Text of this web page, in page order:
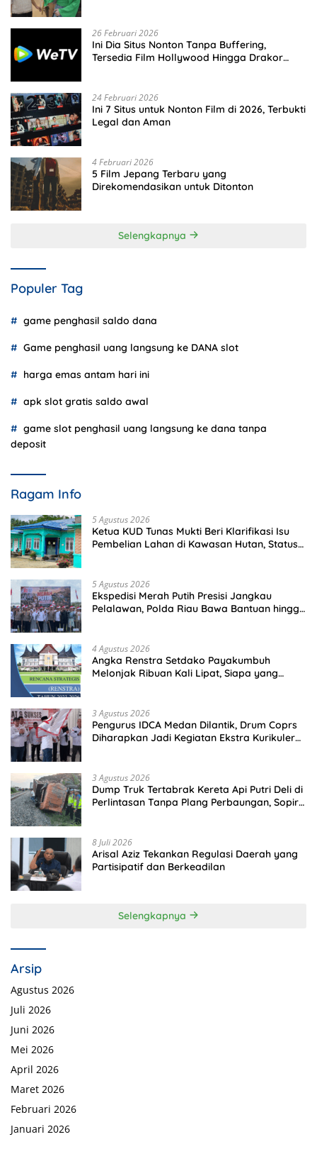
26 Februari 2026
Ini Dia Situs Nonton Tanpa Buffering,
Tersedia Film Hollywood Hingga Drakor
24 Februari 2026
Ini 7 Situs untuk Nonton Film di 2026, Terbukti
Legal dan Aman
4 Februari 2026
5 Film Jepang Terbaru yang
Direkomendasikan untuk Ditonton
Selengkapnya
Populer Tag
game penghasil saldo dana
Game penghasil uang langsung ke DANA slot
harga emas antam hari ini
apk slot gratis saldo awal
game slot penghasil uang langsung ke dana tanpa
deposit
Ragam Info
5 Agustus 2026
Ketua KUD Tunas Mukti Beri Klarifikasi Isu
Pembelian Lahan di Kawasan Hutan, Status
5 Agustus 2026
Ekspedisi Merah Putih Presisi Jangkau
Pelalawan, Polda Riau Bawa Bantuan hingga
4 Agustus 2026
Angka Renstra Setdako Payakumbuh
Melonjak Ribuan Kali Lipat, Siapa yang
3 Agustus 2026
Pengurus IDCA Medan Dilantik, Drum Coprs
Diharapkan Jadi Kegiatan Ekstra Kurikuler
3 Agustus 2026
Dump Truk Tertabrak Kereta Api Putri Deli di
Perlintasan Tanpa Plang Perbaungan, Sopir
8 Juli 2026
Arisal Aziz Tekankan Regulasi Daerah yang
Partisipatif dan Berkeadilan
Selengkapnya
Arsip
Agustus 2026
Juli 2026
Juni 2026
Mei 2026
April 2026
Maret 2026
Februari 2026
Januari 2026